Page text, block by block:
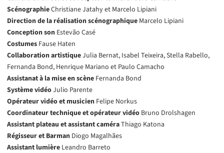
ScénographieChristiane Jatahy et Marcelo Lipiani
Direction de la réalisation scénographique Marcelo Lipiani
Conception son Estevão Casé
Costumes Fause Haten
Collaboration artistiqueJulia Bernat, Isabel Teixeira, Stella Rabello,
Fernanda Bond, Henrique Mariano et Paulo Camacho
Assistanat à la mise en scène Fernanda Bond
Système vidéoJulio Parente
Opérateur vidéo et musicien Felipe Norkus
Coordinateur technique et opérateur vidéo Bruno Drolshagen
Assistant plateau et assistant caméraThiago Katona
Régisseur et Barman Diogo Magalhães
Assistant lumière Leandro Barreto